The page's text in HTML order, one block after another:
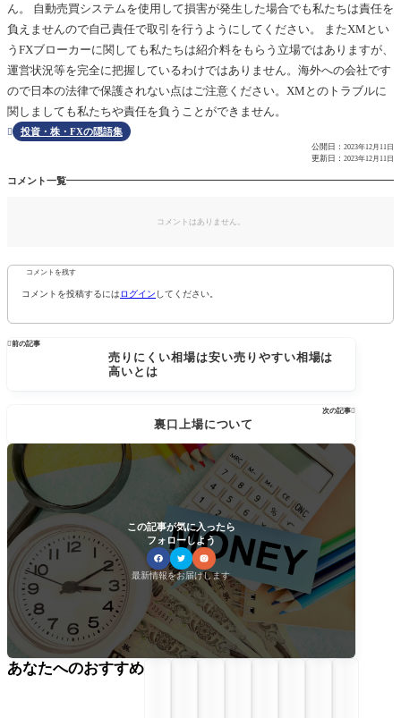
ん。 自動売買システムを使用して損害が発生した場合でも私たちは責任を
負えませんので自己責任で取引を行うようにしてください。 またXMとい
うFXブローカーに関しても私たちは紹介料をもらう立場ではありますが、
運営状況等を完全に把握しているわけではありません。海外への会社です
ので日本の法律で保護されない点はご注意ください。XMとのトラブルに
関しましても私たちや責任を負うことができません。
 投資・株・FXの隠語集
公開日： 2023年12月11日
更新日： 2023年12月11日
コメント一覧
コメントはありません。
コメントを残す
コメントを投稿するにはログイン してください。
前の記事
売りにくい相場は安い売りやすい相場は
高いとは
次の記事
裏口上場について
この記事が気に入ったら
フォローしよう
最新情報をお届けします
あなたへのおすすめ